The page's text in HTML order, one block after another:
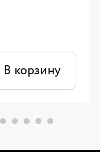
В корзину